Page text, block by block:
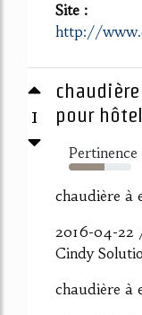
Site :
http://
1
pour
Pertinence
57%
chaudière à
2016-04-22
Cindy
chaudière à